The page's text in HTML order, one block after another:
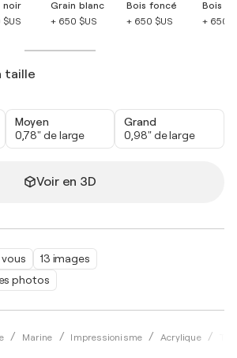
13 images
photos
Marine Impressionisme Acrylique
noir
Grain blanc
+ 650 $US
Bois foncé
+ 650 $US
Bois
+ 650
taille
Moyen
0,78" de large
Grand
0,98" de large
Voir en 3D